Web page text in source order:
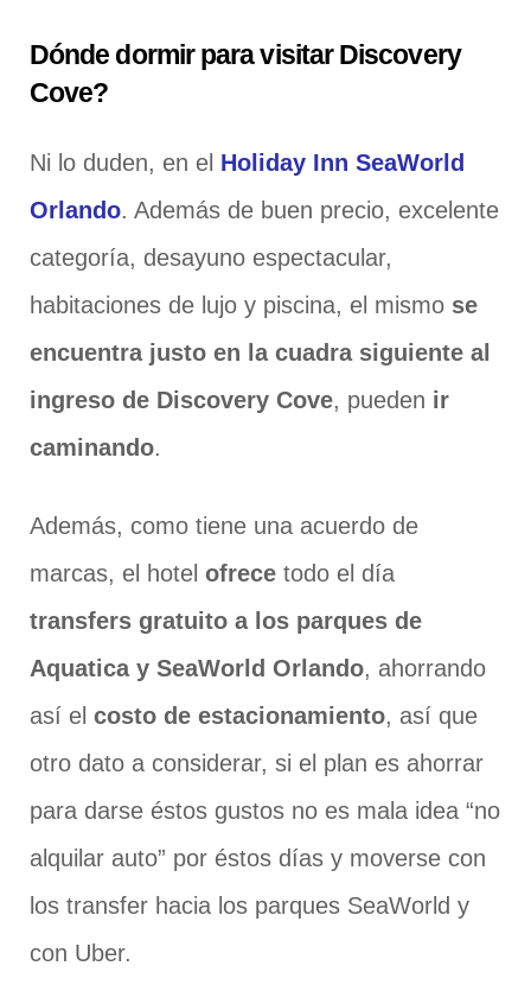
Dónde dormir para visitar Discovery
Cove?
Ni lo duden, en el Holiday Inn SeaWorld
Orlando. Además de buen precio, excelente
categoría, desayuno espectacular,
habitaciones de lujo y piscina, el mismo se
encuentra justo en la cuadra siguiente al
ingreso de Discovery Cove, pueden ir
caminando.
Además, como tiene una acuerdo de
marcas, el hotel ofrece todo el día
transfers gratuito a los parques de
Aquatica y SeaWorld Orlando, ahorrando
así el costo de estacionamiento, así que
otro dato a considerar, si el plan es ahorrar
para darse éstos gustos no es mala idea “no
alquilar auto” por éstos días y moverse con
los transfer hacia los parques SeaWorld y
con Uber.